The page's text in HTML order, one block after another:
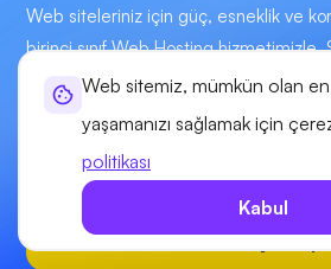
Web sitemiz, mümkün olan
yaşamanızı sağlamak için
politikası
Kabul
Web siteleriniz için güç, esneklik ve
birinci sınıf Web Hosting hizmetimizle.
uzmanlarımız, 7/24 teknik destek
Başlangıç:
Kullanmaya